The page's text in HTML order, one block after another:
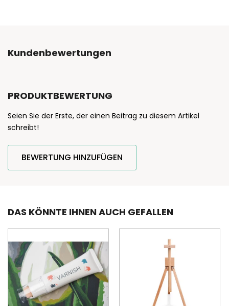
Kundenbewertungen
PRODUKTBEWERTUNG
Seien Sie der Erste, der einen Beitrag zu diesem Artikel
schreibt!
BEWERTUNG HINZUFÜGEN
DAS KÖNNTE IHNEN AUCH GEFALLEN